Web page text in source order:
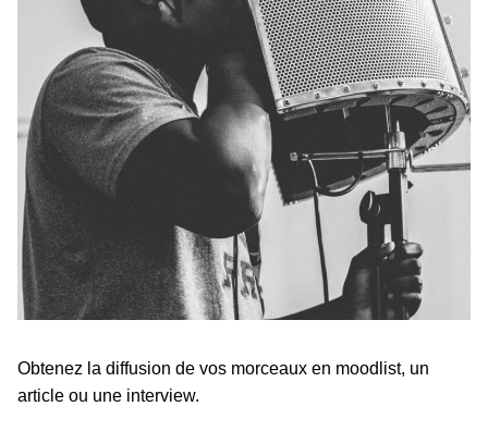
Obtenez la diffusion de vos morceaux en moodlist, un
article ou une interview.